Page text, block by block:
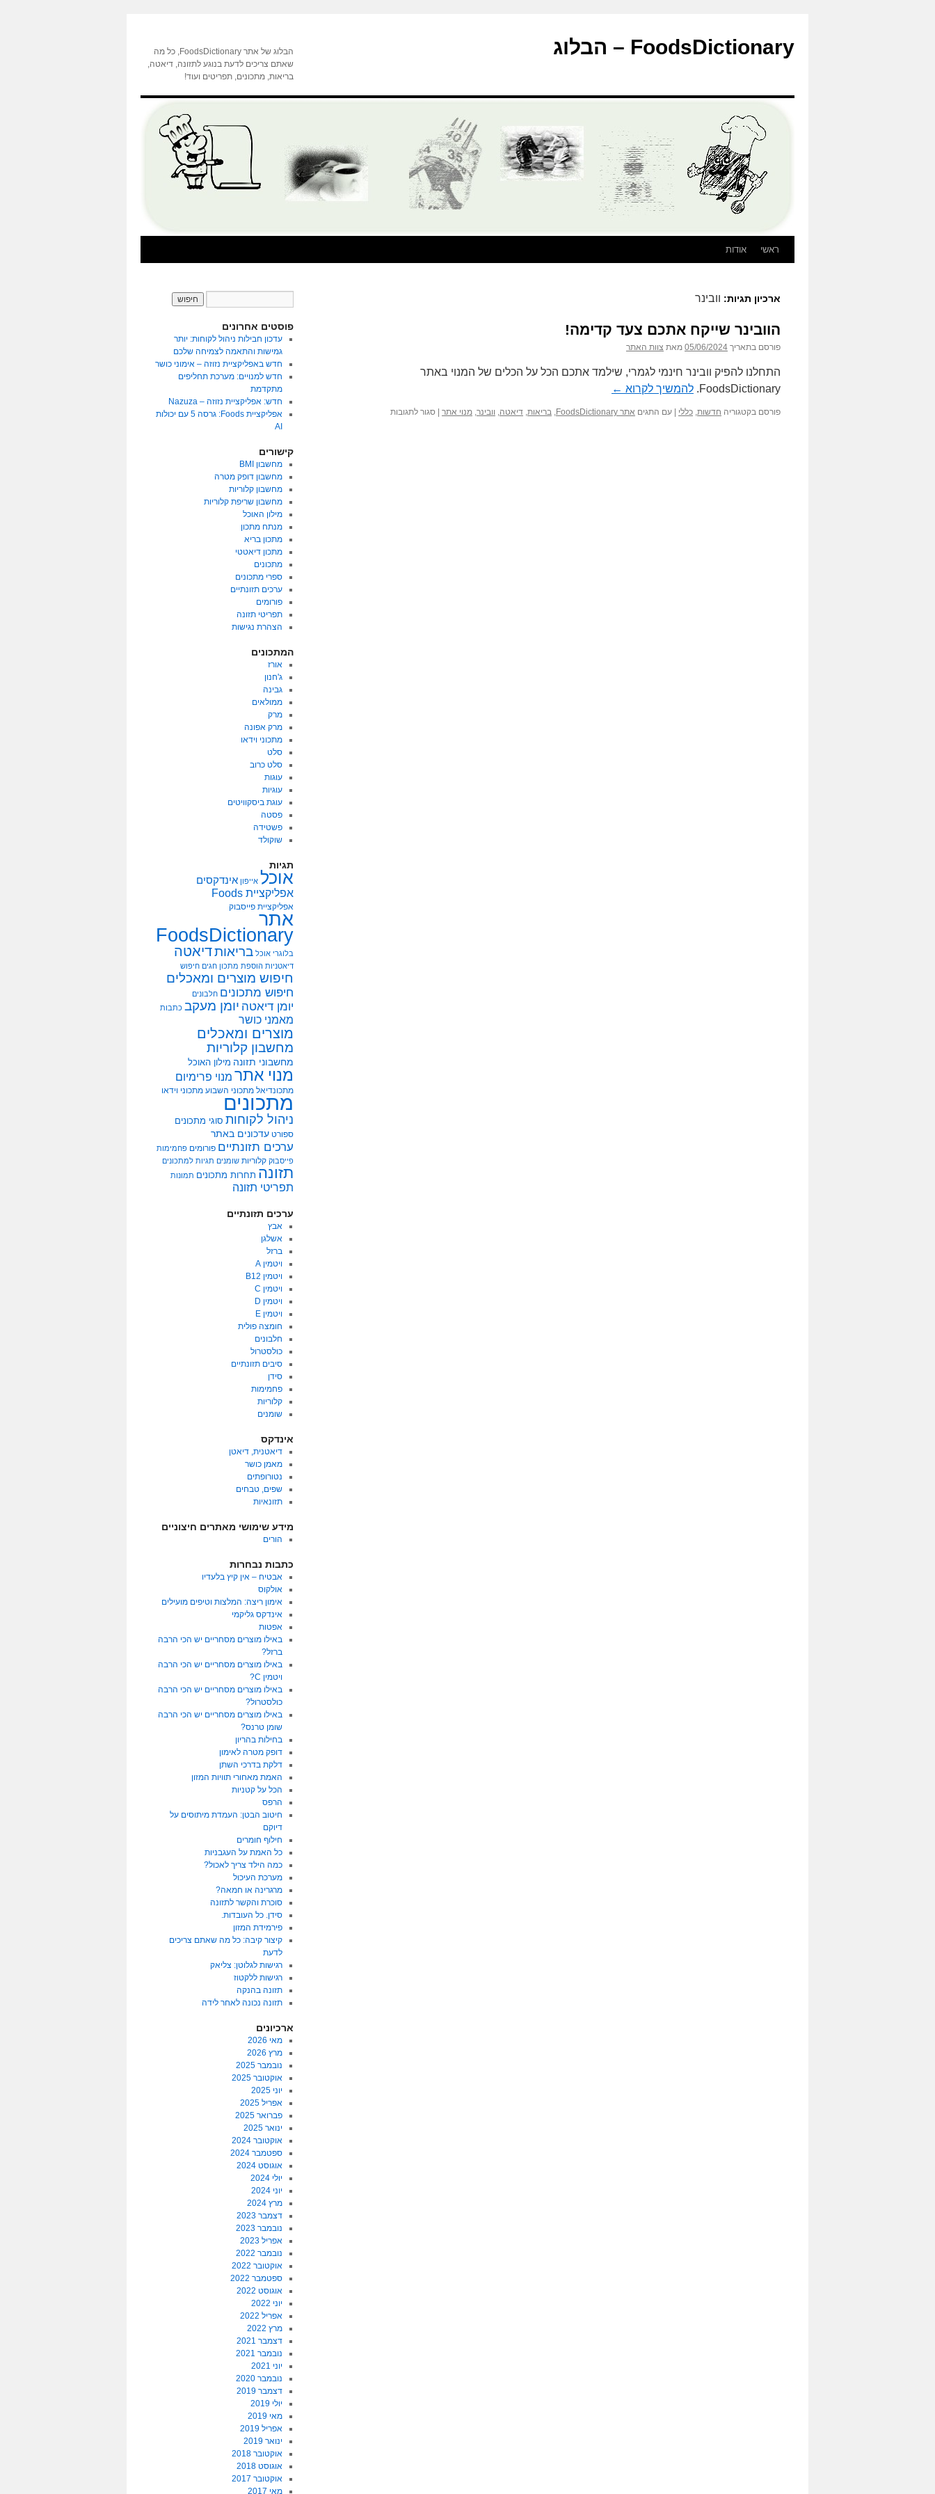
FoodsDictionary – הבלוג
הבלוג של אתר FoodsDictionary, כל מה
שאתם צריכים לדעת בנוגע לתזונה, דיאטה,
בריאות, מתכונים, תפריטים ועוד!
ראשי אודות
ארכיון תגיות: וובינר
הוובינר שייקח אתכם צעד קדימה!
פורסם בתאריך 05/06/2024 מאת צוות האתר
התחלנו להפיק וובינר חינמי לגמרי, שילמד אתכם הכל על הכלים של המנוי באתר
FoodsDictionary. להמשיך לקרוא ←
פורסם בקטגוריה חדשות, כללי עם התגים אתר FoodsDictionary , בריאות, דיאטה, וובינר, מנוי אתר סגור לתגובותעל
פוסטים אחרונים
עדכון חבילות ניהול לקוחות: יותר
גמישות והתאמה לצמיחה שלכם
חדש באפליקציית נזוזה – אימוני כושר
חדש למנויים: מערכת תחליפים
מתקדמת
חדש: אפליקציית נזוזה – Nazuza
אפליקציית Foods: גרסה 5 עם יכולות
AI
קישורים
מחשבון BMI
מחשבון דופק מטרה
מחשבון קלוריות
מחשבון שריפת קלוריות
מילון האוכל
מנתח מתכון
מתכון בריא
מתכון דיאטטי
מתכונים
ספרי מתכונים
ערכים תזונתיים
פורומים
תפריטי תזונה
הצהרת נגישות
המתכונים
אורז
ג'חנון
גבינה
ממולאים
מרק
מרק אפונה
מתכוני וידאו
סלט
סלט כרוב
עוגות
עוגיות
עוגת ביסקוויטים
פסטה
פשטידה
שוקולד
תגיות
אוכל אייפון אינדקסים
אפליקציית Foods
אפליקציית פייסבוק
אתר
FoodsDictionary
בלוגרי אוכל בריאותדיאטה
דיאטניות הוספת מתכון חגים חיפוש
חיפוש מוצרים ומאכלים
חיפוש מתכונים חלבונים
יומן דיאטה יומן מעקב כתבות
מאמני כושר
מוצרים ומאכלים
מחשבון קלוריות
מחשבוני תזונה מילון האוכל
מנוי אתר מנוי פרימיום
מתכונדיאל מתכוני השבוע מתכוני וידאו
מתכונים
ניהול לקוחות סוגי מתכונים
ספורט עדכונים באתר
ערכים תזונתיים פורומים פחמימות
פייסבוק קלוריות שומנים תגיות למתכונים
תזונה תחרות מתכונים תמונות
תפריטי תזונה
ערכים תזונתיים
אבץ
אשלגן
ברזל
ויטמין A
ויטמין B12
ויטמין C
ויטמין D
ויטמין E
חומצה פולית
חלבונים
כולסטרול
סיבים תזונתיים
סידן
פחמימות
קלוריות
שומנים
אינדקס
דיאטנית, דיאטן
מאמן כושר
נטורופתים
שפים, טבחים
תזונאיות
מידע שימושי מאתרים חיצוניים
הורים
כתבות נבחרות
אבטיח – אין קיץ בלעדיו
אולקוס
אימון ריצה: המלצות וטיפים מועילים
אינדקס גליקמי
אפטות
באילו מוצרים מסחריים יש הכי הרבה
ברזל?
באילו מוצרים מסחריים יש הכי הרבה
ויטמין C?
באילו מוצרים מסחריים יש הכי הרבה
כולסטרול?
באילו מוצרים מסחריים יש הכי הרבה
שומן טרנס?
בחילות בהריון
דופק מטרה לאימון
דלקת בדרכי השתן
האמת מאחורי תוויות המזון
הכל על קטניות
הרפס
חיטוב הבטן: העמדת מיתוסים על
דיוקם
חילוף חומרים
כל האמת על העגבניות
כמה הילד צריך לאכול?
מערכת העיכול
מרגרינה או חמאה?
סוכרת והקשר לתזונה
סידן. כל העובדות.
פירמידת המזון
קיצור קיבה: כל מה שאתם צריכים
לדעת
רגישות לגלוטן: צליאק
רגישות ללקטוז
תזונה בהנקה
תזונה נכונה לאחר לידה
ארכיונים
מאי 2026
מרץ 2026
נובמבר 2025
אוקטובר 2025
יוני 2025
אפריל 2025
פברואר 2025
ינואר 2025
אוקטובר 2024
ספטמבר 2024
אוגוסט 2024
יולי 2024
יוני 2024
מרץ 2024
דצמבר 2023
נובמבר 2023
אפריל 2023
נובמבר 2022
אוקטובר 2022
ספטמבר 2022
אוגוסט 2022
יוני 2022
אפריל 2022
מרץ 2022
דצמבר 2021
נובמבר 2021
יוני 2021
נובמבר 2020
דצמבר 2019
יולי 2019
מאי 2019
אפריל 2019
ינואר 2019
אוקטובר 2018
אוגוסט 2018
אוקטובר 2017
מאי 2017